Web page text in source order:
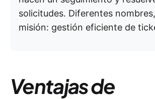
solicitudes. Diferentes
misión: gestión eficiente de
Ventajas de